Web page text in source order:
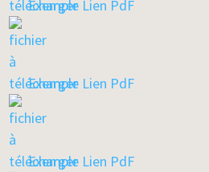
Exemple Lien PdF
Exemple Lien PdF
Exemple Lien PdF